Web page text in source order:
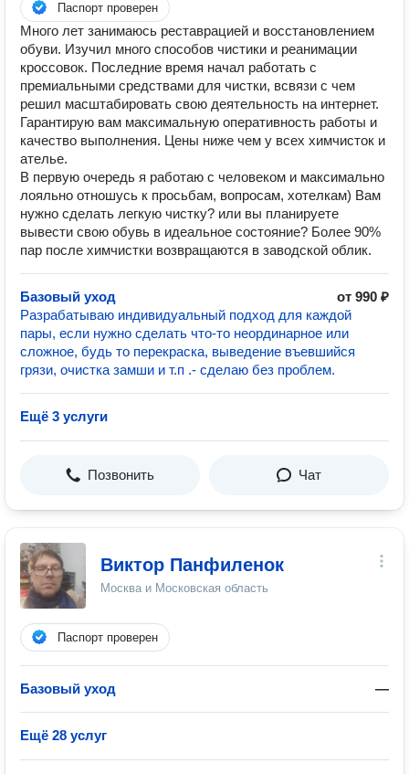
Паспорт проверен
Много лет занимаюсь реставрацией и восстановлением
обуви. Изучил много способов чистики и реанимации
кроссовок. Последние время начал работать с
премиальными средствами для чистки, всвязи с чем
решил масштабировать свою деятельность на интернет.
Гарантирую вам максимальную оперативность работы и
качество выполнения. Цены ниже чем у всех химчисток и
ателье.
В первую очередь я работаю с человеком и максимально
лояльно отношусь к просьбам, вопросам, хотелкам) Вам
нужно сделать легкую чистку? или вы планируете
вывести свою обувь в идеальное состояние? Более 90%
пар после химчистки возвращаются в заводской облик.
Базовый уход
от 990 ₽
Разрабатываю индивидуальный подход для каждой
пары, если нужно сделать что-то неординарное или
сложное, будь то перекраска, выведение въевшийся
грязи, очистка замши и т.п .- сделаю без проблем.
Ещё 3 услуги
Позвонить Чат
Виктор Панфиленок
Москва и Московская область
Паспорт проверен
Базовый уход —
Ещё 28 услуг